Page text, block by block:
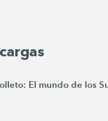
El mundo de los